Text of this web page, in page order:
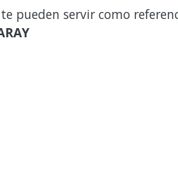
pueden servir como